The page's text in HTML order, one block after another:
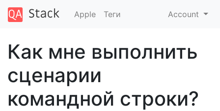
Apple Теги Account
Как мне выполнить
сценарии
командной строки?